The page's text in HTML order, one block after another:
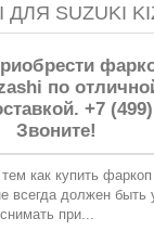
SUZUKI
по
+7
Звоните!
как купить
всегда должен быть
при...